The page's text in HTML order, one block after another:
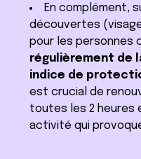
En complément,
découvertes
pour les personnes
régulièrement de
indice de
est crucial de
toutes les 2 heures
activité qui